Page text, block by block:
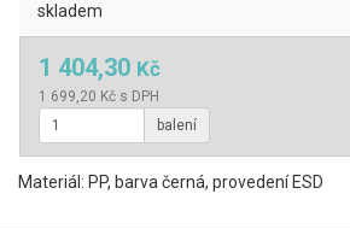
skladem
1 404,30 Kč
1 699,20 Kč s DPH
balení
Materiál: PP, barva černá, provedení ESD